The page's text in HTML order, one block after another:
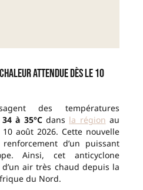
attendue dès le 10
des températures
34 à 35°Cdans la région au
août 2026. Cette nouvelle
d’un puissant
Ainsi, cet anticyclone
air très chaud depuis la
du Nord.